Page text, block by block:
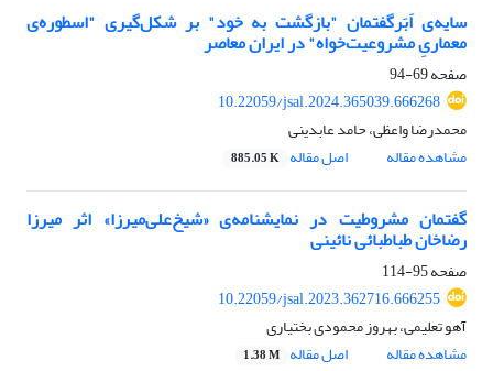
سایه‌ی اَبَرگفتمان "بازگشت به خود" بر شکل‌گیری "اسطوره‌ی
معماریِ مشروعیت‌خواه" در ایران معاصر
صفحه69-94
10.22059/jsal.2024.365039.666268
محمدرضا واعظی، حامد عابدینی
مشاهده مقاله
اصل مقاله 885.05 K
گفتمان مشروطیت در نمایشنامه‌ی «شیخ‌علی‌میرزا» اثر میرزا
رضاخان طباطبائی‌ نائینی
صفحه95-114
10.22059/jsal.2023.362716.666255
آهو تعلیمی، بهروز محمودی بختیاری
مشاهده مقاله
اصل مقاله 1.38 M